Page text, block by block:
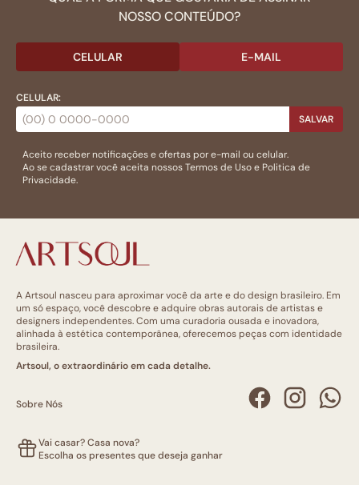
NOSSO CONTEÚDO?
CELULAR E-MAIL
CELULAR:
SALVAR
Aceito receber notificações e ofertas por e-mail ou celular.
Ao se cadastrar você aceita nossosTermos de Usoe Politica de
Privacidade.
A Artsoul nasceu para aproximar você da arte e do design brasileiro. Em
um só espaço, você descobre e adquire obras autorais de artistas e
designers independentes. Com uma curadoria ousada e inovadora,
alinhada à estética contemporânea, oferecemos peças com identidade
brasileira.
Artsoul, o extraordinário em cada detalhe.
Sobre Nós
Vai casar? Casa nova?
Escolha os presentes que deseja ganhar